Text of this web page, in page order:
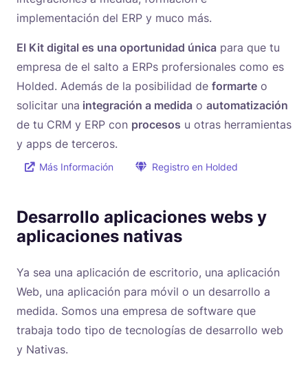
implementación del ERP y muco más.
El Kit digital es una oportunidad única para que tu
empresa de el salto a ERPs profersionales como es
Holded. Además de la posibilidad de formarte o
solicitar una integración a medida o automatización
de tu CRM y ERP con procesos u otras herramientas
y apps de terceros.
Más Información Registro en Holded
Desarrollo aplicaciones webs y
aplicaciones nativas
Ya sea una aplicación de escritorio, una aplicación
Web, una aplicación para móvil o un desarrollo a
medida. Somos una empresa de software que
trabaja todo tipo de tecnologías de desarrollo web
y Nativas.